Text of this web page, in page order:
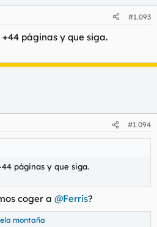
#1.093
páginas y que siga.
#1.094
páginas y que siga.
coger a @Ferris?
montaña